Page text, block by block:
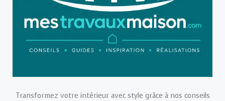
Transformez votre intérieur avec style grâce à nos conseils